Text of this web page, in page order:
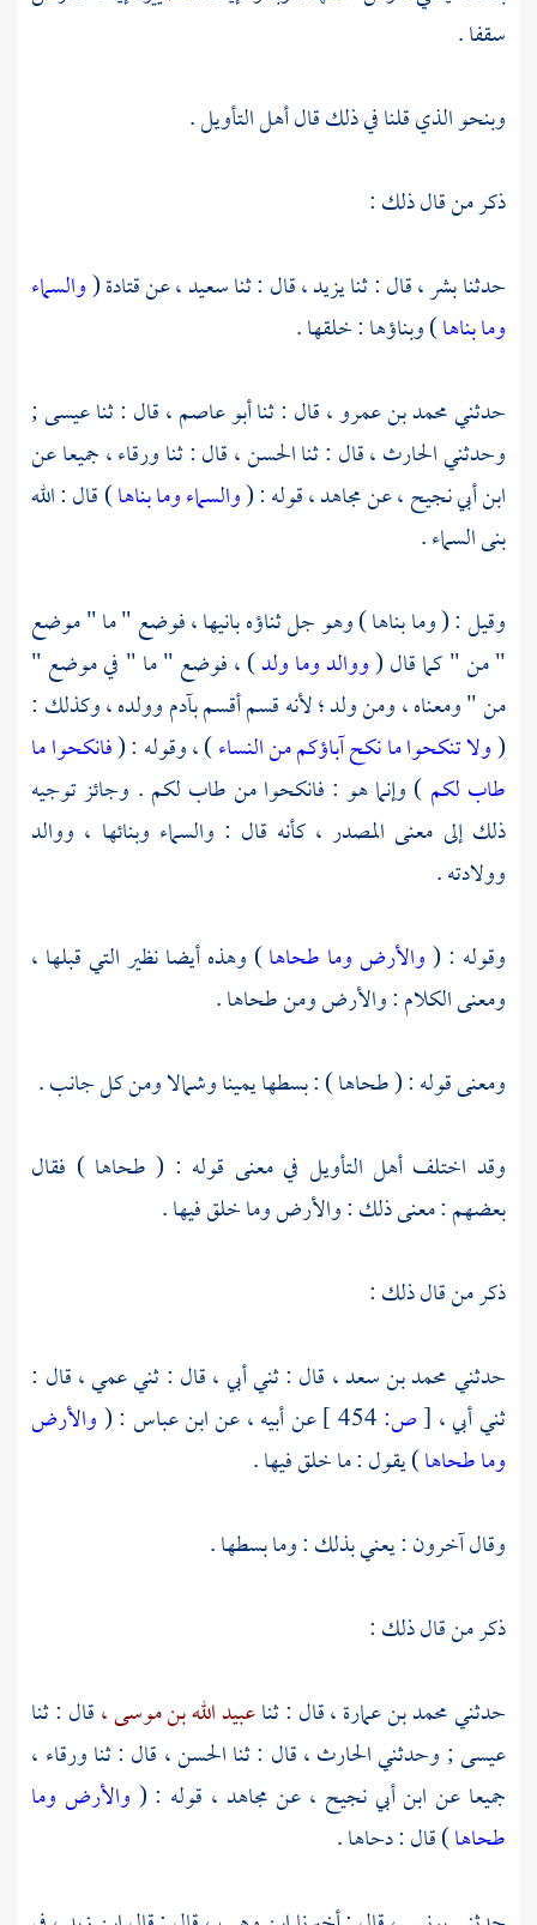
سقفا .
وبنحو الذي قلنا في ذلك قال أهل التأويل .
ذكر من قال ذلك :
حدثنابشر ،قال : ثنايزيد ،قال : ثناسعيد ،عنقتادة(والسماء
وما بناها) وبناؤها : خلقها .
حدثنيمحمد بن عمرو ،قال : ثناأبو عاصم ،قال : ثناعيسى ;
وحدثنيالحارث ،قال : ثناالحسن ،قال : ثناورقاء ،جميعا عن
ابن أبي نجيح ،عنمجاهد ،قوله : (والسماء وما بناها) قال : الله
بنى السماء .
وقيل : ( وما بناها ) وهو جل ثناؤه بانيها ، فوضع " ما " موضع
" من " كما قال (ووالد وما ولد) ، فوضع " ما " في موضع "
من " ومعناه ، ومن ولد ؛ لأنه قسم أقسمبآدموولده ، وكذلك :
(ولا تنكحوا ما نكح آباؤكم من النساء) ، وقوله : (فانكحوا ما
طاب لكم ) وإنما هو : فانكحوا من طاب لكم . وجائز توجيه
ذلك إلى معنى المصدر ، كأنه قال : والسماء وبنائها ، ووالد
وولادته .
وقوله : (والأرض وما طحاها) وهذه أيضا نظير التي قبلها ،
ومعنى الكلام : والأرض ومن طحاها .
ومعنى قوله : ( طحاها ) : بسطها يمينا وشمالا ومن كل جانب .
وقد اختلف أهل التأويل في معنى قوله : ( طحاها ) فقال
بعضهم : معنى ذلك : والأرض وما خلق فيها .
ذكر من قال ذلك :
حدثنيمحمد بن سعد ، قال : ثني أبي ، قال : ثني عمي ، قال :
ثني أبي ، [ص: عن أبيه ، عنابن عباس : (والأرض
وما طحاها) يقول : ما خلق فيها .
وقال آخرون : يعني بذلك : وما بسطها .
ذكر من قال ذلك :
حدثنيمحمد بن عمارة ،قال : ثناعبيد الله بن موسى ،قال : ثنا
عيسى ; وحدثنيالحارث ،قال : ثناالحسن ، قال : ثناورقاء ،
جميعا عن ابن أبي نجيح ، عنمجاهد ، قوله : ( والأرض وما
طحاها) قال : دحاها .